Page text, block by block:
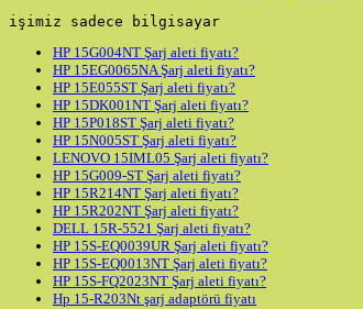
işimiz sadece bilgisayar
HP 15G004NT Şarj aleti fiyatı?
HP 15EG0065NA Şarj aleti fiyatı?
HP 15E055ST Şarj aleti fiyatı?
HP 15DK001NT Şarj aleti fiyatı?
HP 15P018ST Şarj aleti fiyatı?
HP 15N005ST Şarj aleti fiyatı?
LENOVO 15IML05 Şarj aleti fiyatı?
HP 15G009-ST Şarj aleti fiyatı?
HP 15R214NT Şarj aleti fiyatı?
HP 15R202NT Şarj aleti fiyatı?
DELL 15R-5521 Şarj aleti fiyatı?
HP 15S-EQ0039UR Şarj aleti fiyatı?
HP 15S-EQ0013NT Şarj aleti fiyatı?
HP 15S-FQ2023NT Şarj aleti fiyatı?
Hp 15-R203Nt şarj adaptörü fiyatı